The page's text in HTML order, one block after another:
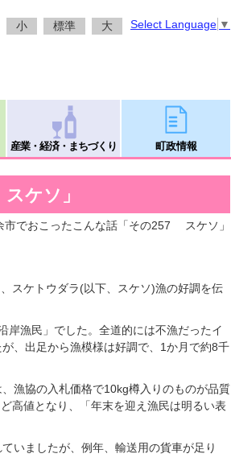
小 標準 大 Select Language ▼
産業・経済・まちづくり 町政情報
ケソ」
市でおこったこんな話「その257 スケソ」
スケトウダラ(以下、スケソ)漁の好調を伝
岸漁民」でした。全道的には不漁だったイ
、出足から漁模様は好調で、1か月で約8千
漁協の入札価格で10kg樽入りのものが品質
高値となり、「年末を迎え漁民は明るい表
いましたが、例年、輸送用の貨車が足り